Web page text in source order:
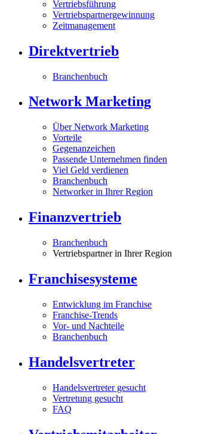
Vertriebsführung
Vertriebspartnergewinnung
Zeitmanagement
Direktvertrieb
Branchenbuch
Network Marketing
Über Network Marketing
Vorteile
Gegenanzeichen
Passende Unternehmen finden
Viel Geld verdienen
Branchenbuch
Networker in Ihrer Region
Finanzvertrieb
Branchenbuch
Vertriebspartner in Ihrer Region
Franchisesysteme
Entwicklung im Franchise
Franchise-Trends
Vor- und Nachteile
Branchenbuch
Handelsvertreter
Handelsvertreter gesucht
Vertretung gesucht
FAQ